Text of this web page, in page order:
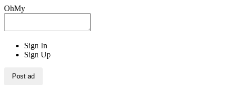
OhMy
Sign In
Sign Up
Post ad